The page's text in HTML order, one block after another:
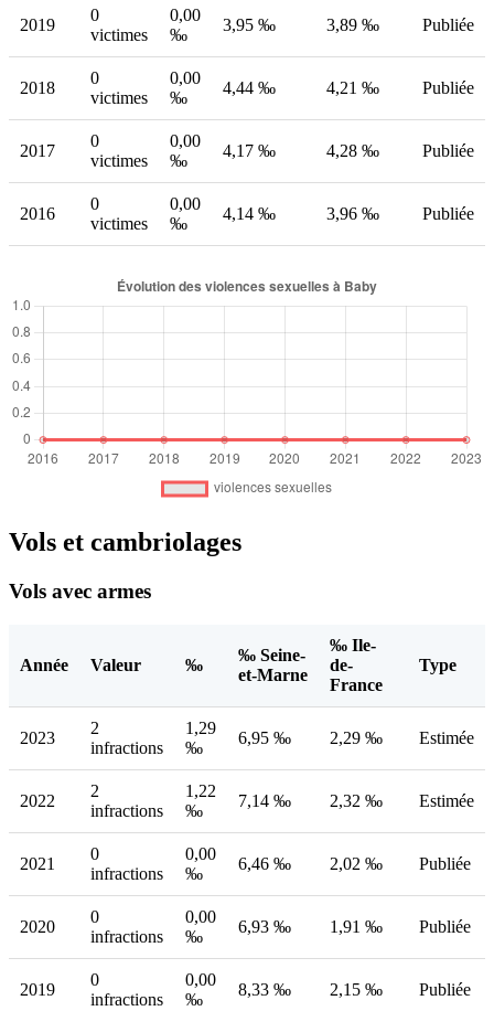
2019
0
victimes
0,00
‰
3,95 ‰ 3,89 ‰ Publiée
2018
0
victimes
0,00
‰
4,44 ‰ 4,21 ‰ Publiée
2017
0
victimes
0,00
‰
4,17 ‰ 4,28 ‰ Publiée
2016
0
victimes
0,00
‰
4,14 ‰ 3,96 ‰ Publiée
Vols et cambriolages
Vols avec armes
Année Valeur ‰
‰ Seine-
et-Marne
‰ Ile-
de-
France
Type
2023
2
infractions
1,29
‰
6,95 ‰ 2,29 ‰ Estimée
2022
2
infractions
1,22
‰
7,14 ‰ 2,32 ‰ Estimée
2021
0
infractions
0,00
‰
6,46 ‰ 2,02 ‰ Publiée
2020
0
infractions
0,00
‰
6,93 ‰ 1,91 ‰ Publiée
2019
0
infractions
0,00
‰
8,33 ‰ 2,15 ‰ Publiée